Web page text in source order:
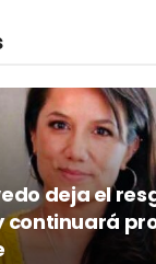
deja el
continuará